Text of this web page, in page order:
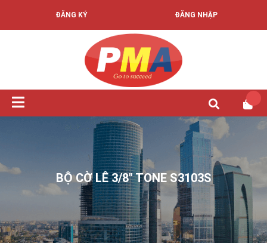
ĐĂNG KÝ ĐĂNG NHẬP
BỘ CỜ LÊ 3/8" TONE S3103S